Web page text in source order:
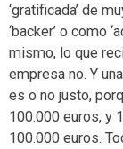
‘gratificada’ de
‘backer’ o como
mismo, lo que
empresa no. Y
es o no justo,
100.000 euros, y
100.000 euros.